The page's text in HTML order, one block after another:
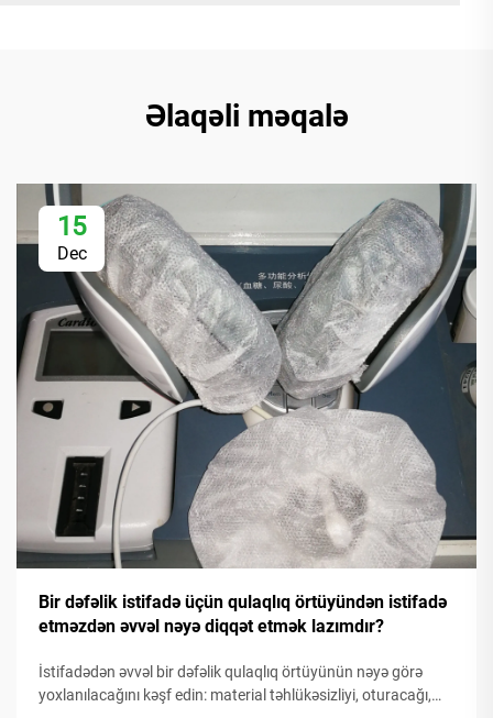
Əlaqəli məqalə
15
Dec
Bir dəfəlik istifadə üçün qulaqlıq örtüyündən istifadə
etməzdən əvvəl nəyə diqqət etmək lazımdır?
İstifadədən əvvəl bir dəfəlik qulaqlıq örtüyünün nəyə görə
yoxlanılacağını kəşf edin: material təhlükəsizliyi, oturacağı,